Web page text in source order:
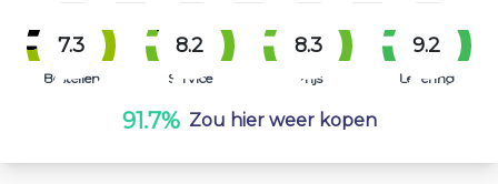
7.3
Bestellen
8.2
Service
8.3
Prijs
9.2
Levering
91.7% Zou hier weer kopen